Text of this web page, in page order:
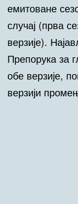
емитоване
случај (прва
верзије).
Препорука за
обе верзије,
верзији